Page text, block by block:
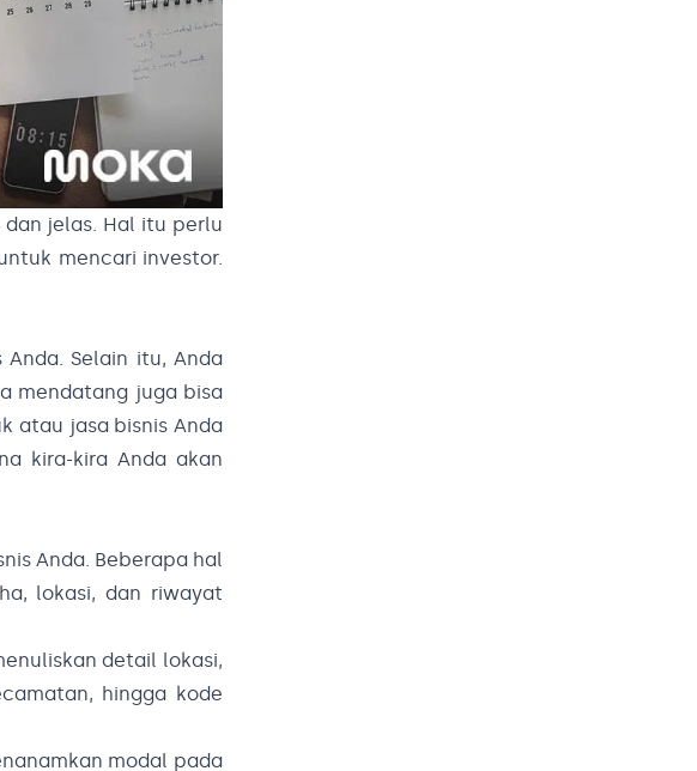
jelas. Hal itu perlu
mencari investor.
Selain itu, Anda
mendatang juga bisa
atau jasa bisnis Anda
kira-kira Anda akan
Anda. Beberapa hal
lokasi, dan riwayat
detail lokasi,
hingga kode
modal pada